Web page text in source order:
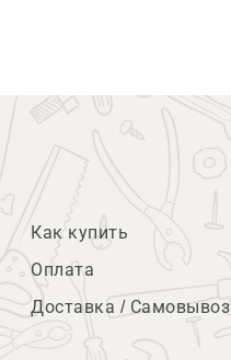
Как купить
Оплата
Доставка / Самовывоз